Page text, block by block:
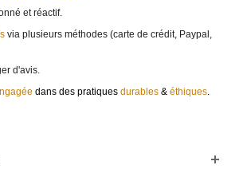
et réactif.
via plusieurs méthodes (carte de crédit, Paypal,
d'avis.
dans des pratiques durables & éthiques.